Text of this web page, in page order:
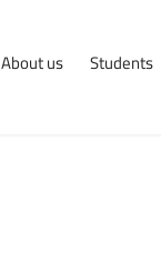
About us Students